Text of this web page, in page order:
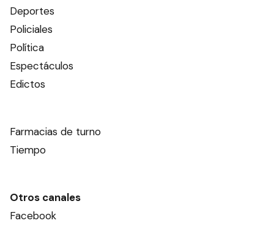
Deportes
Policiales
Política
Espectáculos
Edictos
Farmacias de turno
Tiempo
Otros canales
Facebook